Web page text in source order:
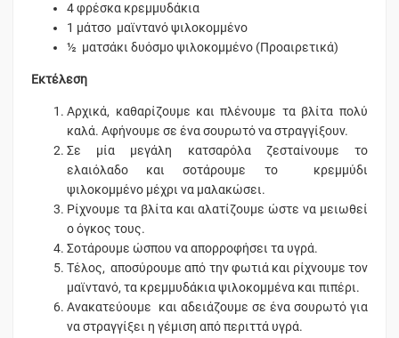
4 φρέσκα κρεμμυδάκια
1 μάτσο μαϊντανό ψιλοκομμένο
½ ματσάκι δυόσμο ψιλοκομμένο (Προαιρετικά)
Εκτέλεση
Αρχικά, καθαρίζουμε και πλένουμε τα βλίτα πολύ
καλά. Αφήνουμε σε ένα σουρωτό να στραγγίξουν.
Σε μία μεγάλη κατσαρόλα ζεσταίνουμε το
ελαιόλαδο και σοτάρουμε το κρεμμύδι
ψιλοκομμένο μέχρι να μαλακώσει.
Ρίχνουμε τα βλίτα και αλατίζουμε ώστε να μειωθεί
ο όγκος τους.
Σοτάρουμε ώσπου να απορροφήσει τα υγρά.
Τέλος, αποσύρουμε από την φωτιά και ρίχνουμε τον
μαϊντανό, τα κρεμμυδάκια ψιλοκομμένα και πιπέρι.
Ανακατεύουμε και αδειάζουμε σε ένα σουρωτό για
να στραγγίξει η γέμιση από περιττά υγρά.